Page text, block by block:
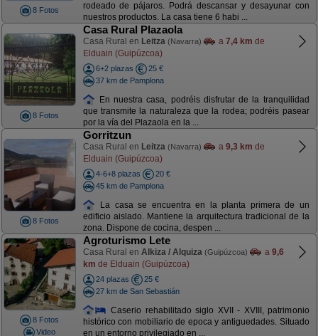
8 Fotos
rodeado de pájaros. Podrá descansar y desayunar con
nuestros productos. La casa tiene 6 habi ...
8 Fotos
Casa Rural Plazaola
Casa Rural en Leitza (Navarra) a 7,4 km de
Elduain (Guipúzcoa)
6+2 plazas
25 €
37 km de Pamplona
En nuestra casa, podréis disfrutar de la tranquilidad
que transmite la naturaleza que la rodea; podréis pasear
por la vía del Plazaola en la ...
8 Fotos
Gorritzun
Casa Rural en Leitza (Navarra) a 9,3 km de
Elduain (Guipúzcoa)
4-6+8 plazas
20 €
45 km de Pamplona
La casa se encuentra en la planta primera de un
edificio aislado. Mantiene la arquitectura tradicional de la
zona. Dispone de cocina, despen ...
8 Fotos
Video
Agroturismo Lete
Casa Rural en Alkiza / Alquiza (Guipúzcoa) a 9,6
km de Elduain (Guipúzcoa)
24 plazas
25 €
27 km de San Sebastián
Caserio rehabilitado siglo XVII - XVIII, patrimonio
histórico con mobiliario de epoca y antiguedades. Situado
en un entorno privilegiado en ...